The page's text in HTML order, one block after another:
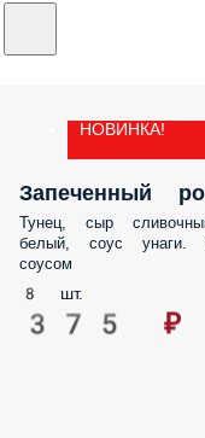
НОВИНКА!
Запеченный
Тунец, сыр
белый, соус
соусом
8 шт.
375 ₽